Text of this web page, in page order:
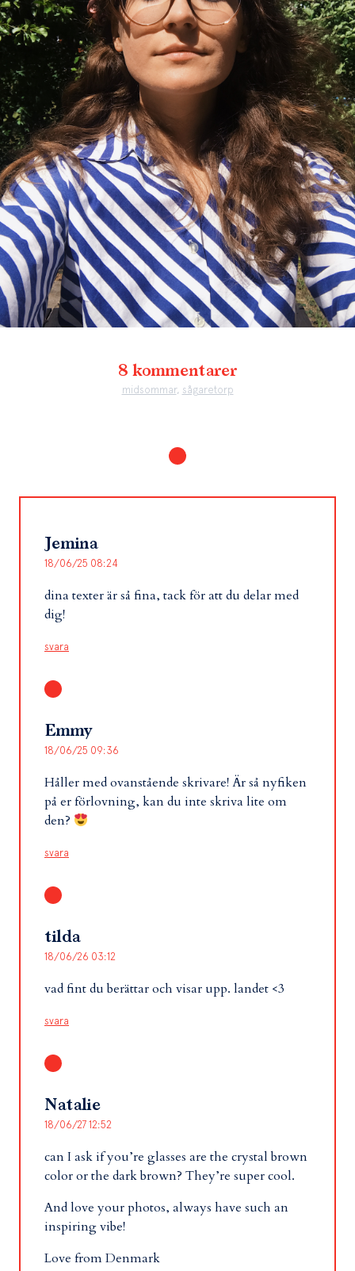
8 kommentarer
midsommar, sågaretorp
Jemina
18/06/25 08:24
dina texter är så fina, tack för att du delar med
dig!
svara
Emmy
18/06/25 09:36
Håller med ovanstående skrivare! Är så nyfiken
på er förlovning, kan du inte skriva lite om
den?
svara
tilda
18/06/26 03:12
vad fint du berättar och visar upp. landet <3
svara
Natalie
18/06/27 12:52
can I ask if you’re glasses are the crystal brown
color or the dark brown? They’re super cool.
And love your photos, always have such an
inspiring vibe!
Love from Denmark